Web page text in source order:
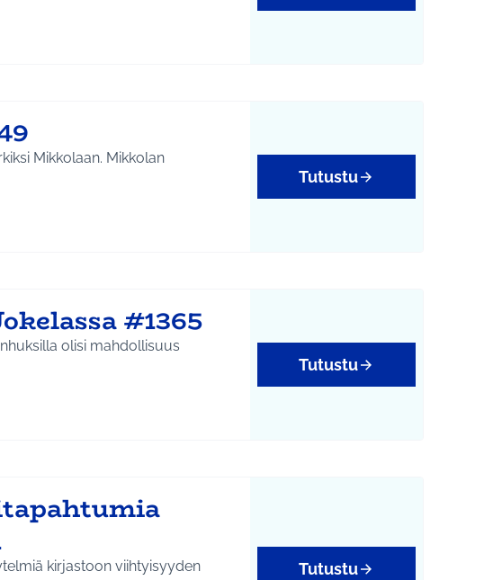
ja harrastukset
Mikkolaan. Mikkolan
Tutustu
#1365
olisi mahdollisuus
Tutustu
kirjastoon viihtyisyyden
Tutustu